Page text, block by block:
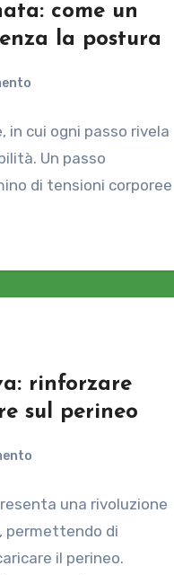
come un
la postura
in cui ogni passo rivela
Un passo
di tensioni corporee
rinforzare
sul perineo
una rivoluzione
permettendo di
il perineo.